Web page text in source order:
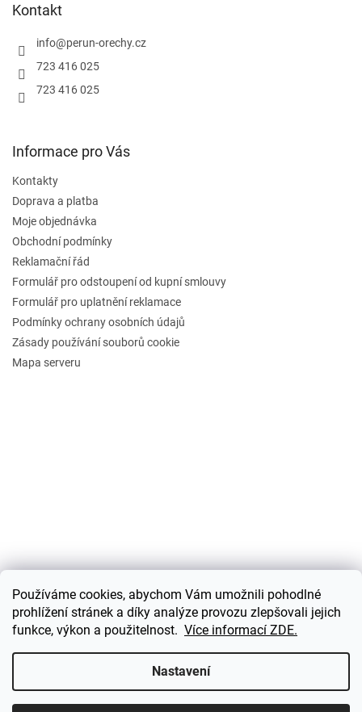
Používáme cookies, abychom Vám umožnili pohodlné
prohlížení stránek a díky analýze provozu zlepšovali jejich
funkce, výkon a použitelnost. Více informací ZDE.
Nastavení
Kontakt
info@perun-orechy.cz
723 416 025
723 416 025
Informace pro Vás
Kontakty
Doprava a platba
Moje objednávka
Obchodní podmínky
Reklamační řád
Formulář pro odstoupení od kupní smlouvy
Formulář pro uplatnění reklamace
Podmínky ochrany osobních údajů
Zásady používání souborů cookie
Mapa serveru